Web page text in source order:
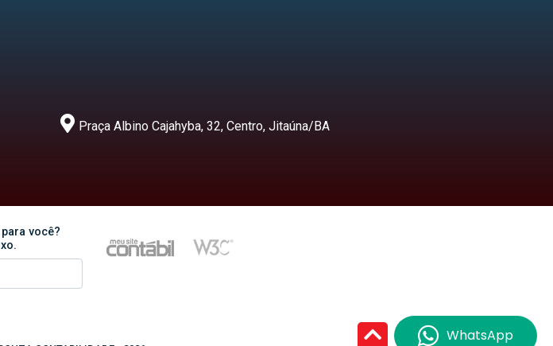
Praça Albino Cajahyba, 32, Centro, Jitaúna/BA
você?
WhatsApp